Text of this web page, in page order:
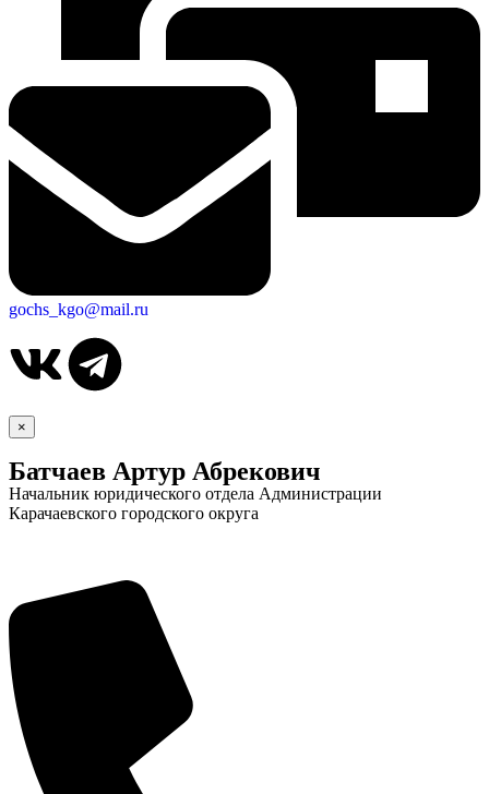
gochs_kgo@mail.ru
×
Батчаев Артур Абрекович
Начальник юридического отдела Администрации
Карачаевского городского округа